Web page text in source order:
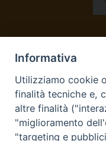
Informativa
Utilizziamo cookie
finalità tecniche e,
altre finalità
"miglioramento
"targeting e